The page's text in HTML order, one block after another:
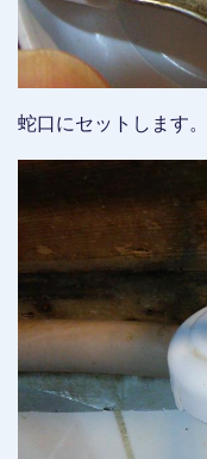
蛇口にセットします。